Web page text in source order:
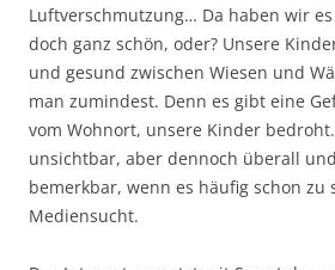
Luftverschmutzung… Da haben wir
doch ganz schön, oder? Unsere
und gesund zwischen Wiesen und
man zumindest. Denn es gibt eine
vom Wohnort, unsere Kinder
unsichtbar, aber dennoch überall
bemerkbar, wenn es häufig schon zu
Mediensucht.